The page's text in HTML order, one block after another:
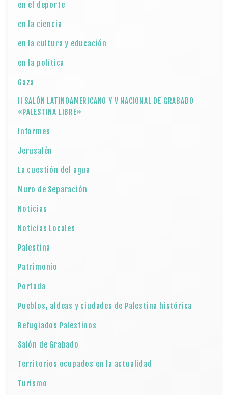
en el deporte
en la ciencia
en la cultura y educación
en la política
Gaza
II SALÓN LATINOAMERICANO Y V NACIONAL DE GRABADO
«PALESTINA LIBRE»
Informes
Jerusalén
La cuestión del agua
Muro de Separación
Noticias
Noticias Locales
Palestina
Patrimonio
Portada
Pueblos, aldeas y ciudades de Palestina histórica
Refugiados Palestinos
Salón de Grabado
Territorios ocupados en la actualidad
Turismo